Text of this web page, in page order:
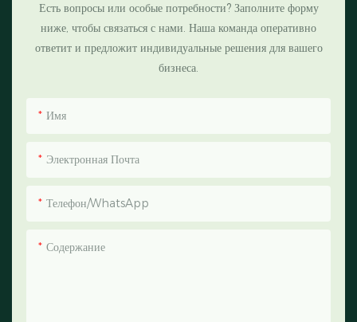
Есть вопросы или особые потребности? Заполните форму
ниже, чтобы связаться с нами. Наша команда оперативно
ответит и предложит индивидуальные решения для вашего
бизнеса.
Имя
Электронная Почта
Телефон/WhatsApp
Содержание